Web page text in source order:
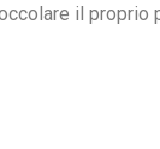
il